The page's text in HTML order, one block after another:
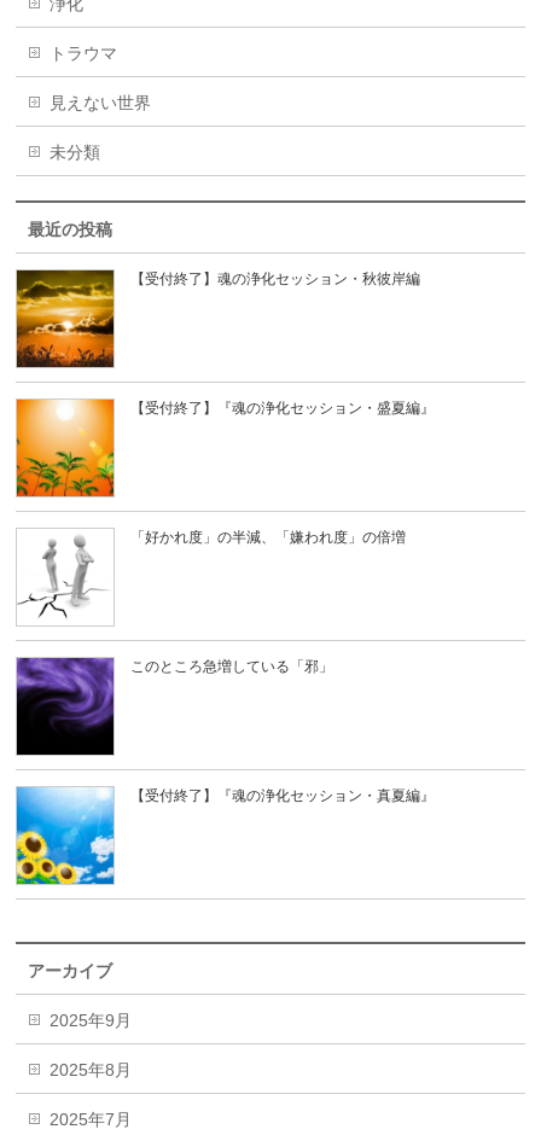
トラウマ
見えない世界
未分類
最近の投稿
【受付終了】魂の浄化セッション・秋彼岸編
【受付終了】『魂の浄化セッション・盛夏編』
「好かれ度」の半減、「嫌われ度」の倍増
このところ急増している「邪」
【受付終了】『魂の浄化セッション・真夏編』
アーカイブ
2025年9月
2025年8月
2025年7月